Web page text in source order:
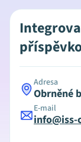
Adresa
Obrněné
E-mail
info@iss-